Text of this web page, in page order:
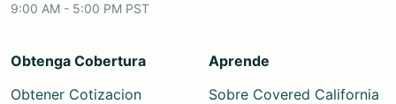
9:00 AM - 5:00 PM PST
Obtenga Cobertura
Obtener Cotizacion
Aprende
Sobre Covered California